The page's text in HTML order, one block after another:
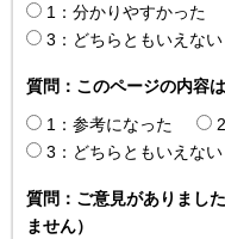
1：分かりやすかった
3：どちらともいえない
質問：このページの内容
1：参考になった
3：どちらともいえない
質問：ご意見がありまし
ません）